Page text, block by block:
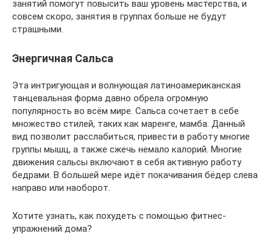
занятий помогут повысить ваш уровень мастерства, и
совсем скоро, занятия в группах больше не будут
страшными.
Энергичная Сальса
Эта интригующая и волнующая латиноамериканская
танцевальная форма давно обрела огромную
популярность во всём мире. Сальса сочетает в себе
множество стилей, таких как маренге, мамба. Данный
вид позволит расслабиться, привести в работу многие
группы мышц, а также сжечь немало калорий. Многие
движения сальсы включают в себя активную работу
бедрами. В большей мере идёт покачивания бёдер слева
направо или наоборот.
Хотите узнать, как похудеть с помощью фитнес-
упражнений дома?